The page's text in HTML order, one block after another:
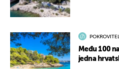
Među 100
jedna